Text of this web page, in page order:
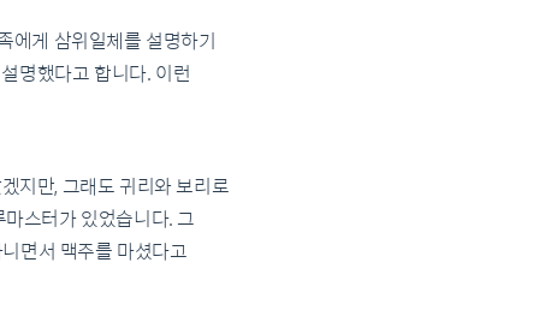
에게 삼위일체를 설명하기
명했다고 합니다. 이런
지만, 그래도 귀리와 보리로
스터가 있었습니다. 그
면서 맥주를 마셨다고